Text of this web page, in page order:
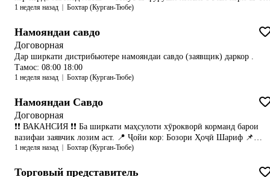
то 6 бегох
1 неделя назад Бохтар (Курган-Тюбе)
Намояндаи савдо
Договорная
Дар ширкати дистрибьютере намояндаи савдо (заявщик) даркор .
Тамос: 08:00 18:00
1 неделя назад Бохтар (Курган-Тюбе)
Намояндаи Савдо
Договорная
❗❗ ВАКАНСИЯ ❗❗ Ба ширкати маҳсулоти хӯрокворӣ корманд барои
вазифаи заявчик лозим аст. 📍 Ҷойи кор: Бозори Ҳоҷӣ Шариф 📌
Талабот: • Таҷрибаи корӣ ҳатмӣ — на камтар аз 1 сол • Муоширати
сомонӣ + 3% бонус аз фурӯш ❌ Стажировка вуҷуд надорад. Қабули
1 неделя назад Бохтар (Курган-Тюбе)
Торговый представитель